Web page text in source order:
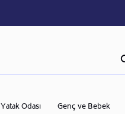
Yatak Odası Genç ve Bebek